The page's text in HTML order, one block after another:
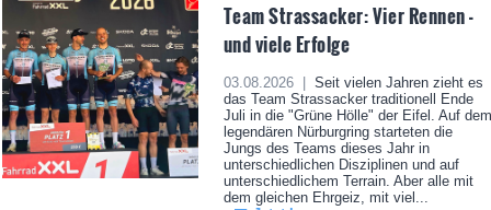
Team Strassacker: Vier Rennen -
und viele Erfolge
03.08.2026 |
Seit vielen Jahren zieht es
das Team Strassacker traditionell Ende
Juli in die "Grüne Hölle" der Eifel. Auf dem
legendären Nürburgring starteten die
Jungs des Teams dieses Jahr in
unterschiedlichen Disziplinen und auf
unterschiedlichem Terrain. Aber alle mit
dem gleichen Ehrgeiz, mit viel...